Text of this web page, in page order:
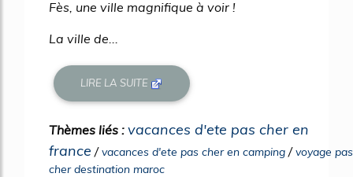
Fès, une ville magnifique à voir !
La ville de...
LIRE LA SUITE
Thèmes liés : vacances d'ete pas cher en
france /vacances d'ete pas cher en camping /voyage pas
cher destination maroc